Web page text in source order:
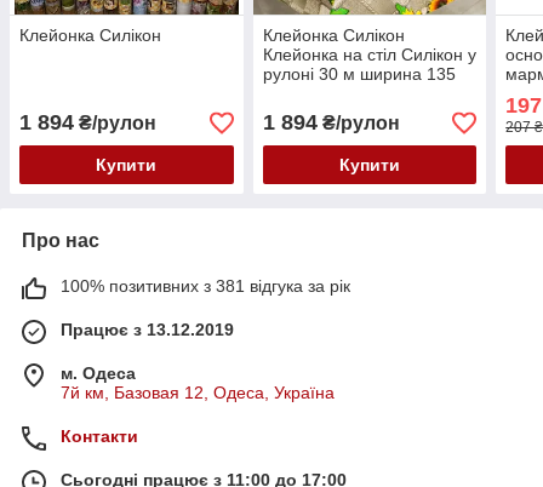
Клейонка Силікон
1 894 ₴/рулон
Купити
Клейонка Силікон
Клейонка на стіл Силікон у
рулоні 30 м ширина 135
1 894₴/рулон
Купити
лілії
197
207
Про нас
100% позитивних з 381 відгука за рік
Працює з 13.12.2019
м. Одеса
7й км, Базовая 12, Одеса, Україна
Контакти
Сьогодні працює з 11:00 до 17:00